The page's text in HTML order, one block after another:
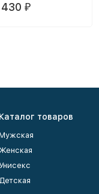
430 ₽
Каталог товаров
Унисекс